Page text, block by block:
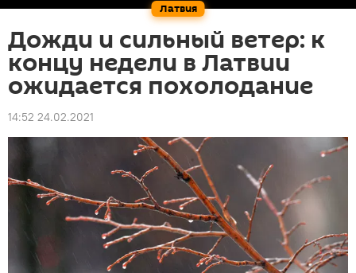
Латвия
Дожди и сильный ветер: к
концу недели в Латвии
ожидается похолодание
14:52 24.02.2021